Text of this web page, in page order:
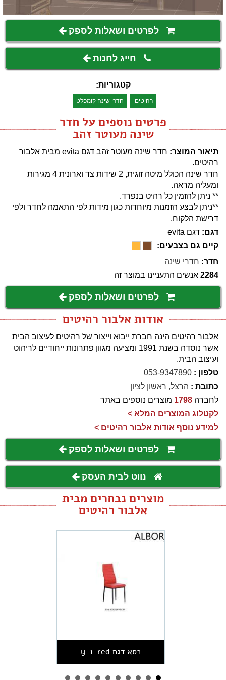
לפרטים ושאלות לספק
חייג לחנות
קטגוריות:
רהיטים חדרי שינה קומפלט
פרטים נוספים על חדר
שינה מעוטר זהב
תיאור המוצר:
חדר שינה מעוטר זהב דגם evita מבית אלבור
רהיטים.
חדר שינה הכולל מיטה זוגית, 2 שידות צד וארונית 4 מגירות
ומעליה מראה.
** ניתן להזמין כל רהיט בנפרד.
**ניתן לבצע הזמנות מיוחדות כגון מידות לפי התאמה לחדר ולפי
דרישת הלקוח.
דגם: דגם evita
קיים גם בצבעים:
חדר: חדרי שינה
2284 אנשים התעניינו במוצר זה
לפרטים ושאלות לספק
אודות אלבור רהיטים
אלבור רהיטים הינה חברת ייבוא וייצור של רהיטים לעיצוב הבית
אשר נוסדה בשנת 1991 ומציעה מגוון פתרונות ייחודיים לריהוט
ועיצוב הבית.
טלפון : 053-9347890
כתובת : הרצל, ראשון לציון
לחברה 1798 מוצרים נוספים באתר
לקטלוג המוצרים המלא >
למידע נוסף אודות אלבור רהיטים >
לפרטים ושאלות לספק
נווט לבית העסק
מוצרים נבחרים מבית
אלבור רהיטים
כסא דגם y-1-red